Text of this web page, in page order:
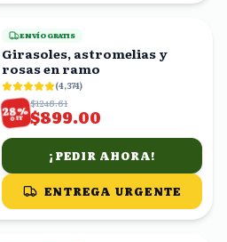
ENVÍO GRATIS
Girasoles, astromelias y
rosas en ramo
(4,374)
28%
OFF
$1248.61
$899.00
¡PEDIR AHORA!
ENTREGA URGENTE